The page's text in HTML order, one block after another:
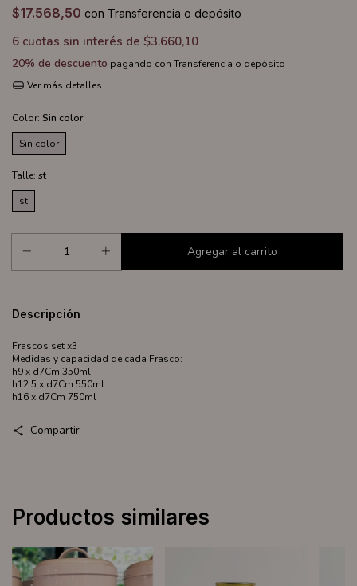
$17.568,50 con Transferencia o depósito
6 cuotas sin interés de $3.660,10
20% de descuento pagando con Transferencia o depósito
Ver más detalles
Color: Sin color
Sin color
Talle: st
st
Descripción
Frascos set x3
Medidas y capacidad de cada Frasco:
h9 x d7Cm 350ml
h12.5 x d7Cm 550ml
h16 x d7Cm 750ml
Compartir
Productos similares